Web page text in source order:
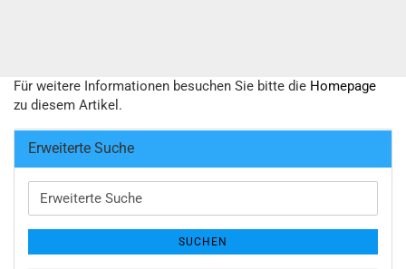
Für weitere Informationen besuchen Sie bitte die Homepage
zu diesem Artikel.
Erweiterte Suche
Erweiterte
Suche
SUCHEN